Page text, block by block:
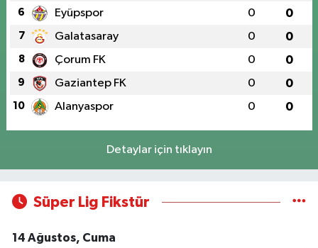
6 Eyüpspor 0 0
7 Galatasaray 0 0
8 Çorum FK 0 0
9 Gaziantep FK 0 0
10 Alanyaspor 0 0
Detaylar için tıklayın
Süper Lig Fikstür
14 Ağustos, Cuma